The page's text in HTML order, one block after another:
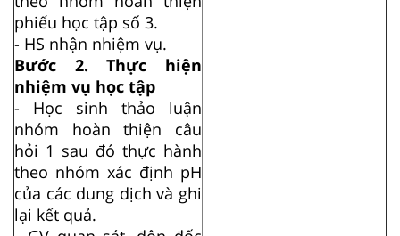
phiếu học tập số 3.
- HS nhận nhiệm vụ.
Bước 2. Thực hiện
nhiệm vụ học tập
- Học sinh thảo luận
nhóm hoàn thiện câu
hỏi 1 sau đó thực hành
theo nhóm xác định pH
của các dung dịch và ghi
lại kết quả.